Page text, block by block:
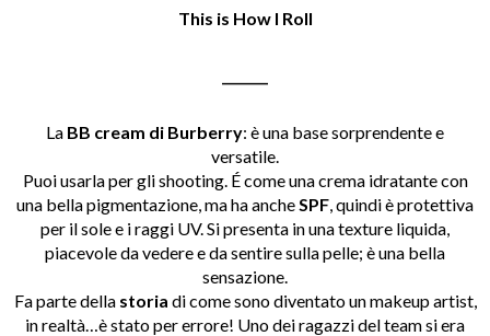
This is How I Roll
La BB cream di Burberry: è una base sorprendente e
versatile.
Puoi usarla per gli shooting. É come una crema idratante con
una bella pigmentazione, ma ha anche SPF , quindi è protettiva
per il sole e i raggi UV. Si presenta in una texture liquida,
piacevole da vedere e da sentire sulla pelle; è una bella
sensazione.
Fa parte della storia di come sono diventato un makeup artist,
in realtà…è stato per errore! Uno dei ragazzi del team si era